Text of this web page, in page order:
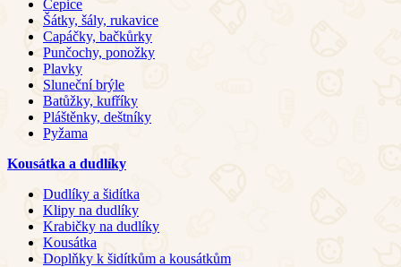
Čepice
Šátky, šály, rukavice
Capáčky, bačkůrky
Punčochy, ponožky
Plavky
Sluneční brýle
Batůžky, kufříky
Pláštěnky, deštníky
Pyžama
Kousátka a dudlíky
Dudlíky a šidítka
Klipy na dudlíky
Krabičky na dudlíky
Kousátka
Doplňky k šidítkům a kousátkům